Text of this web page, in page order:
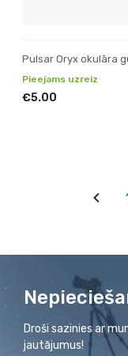
Pulsar Oryx okulāra
Pieejams uzreiz
€5.00
Droši sazinies ar
jautājumus!